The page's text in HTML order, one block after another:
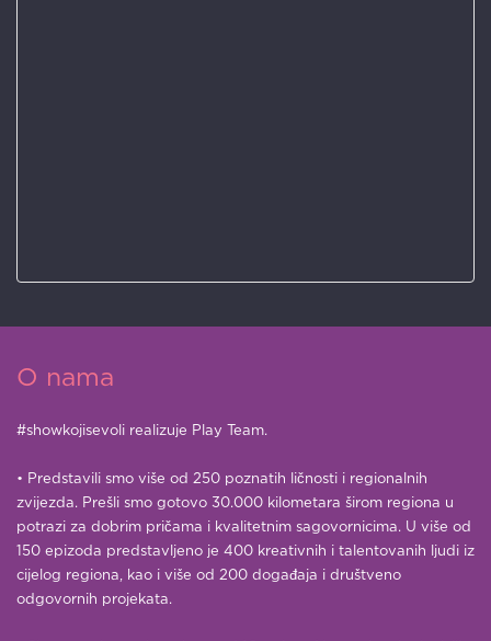
O nama
#showkojisevoli realizuje Play Team.
• Predstavili smo više od 250 poznatih ličnosti i regionalnih
zvijezda. Prešli smo gotovo 30.000 kilometara širom regiona u
potrazi za dobrim pričama i kvalitetnim sagovornicima. U više od
150 epizoda predstavljeno je 400 kreativnih i talentovanih ljudi iz
cijelog regiona, kao i više od 200 događaja i društveno
odgovornih projekata.